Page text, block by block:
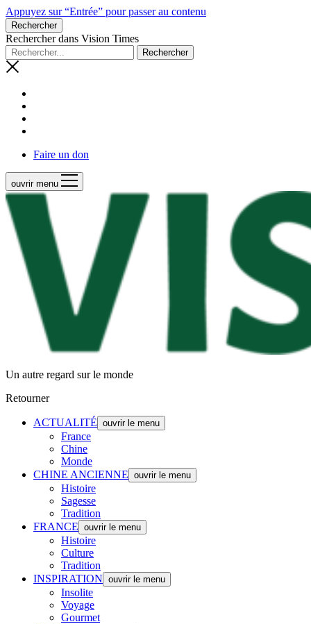
Appuyez sur “Entrée” pour passer au contenu
Rechercher
Rechercher dans Vision Times
Faire un don
ouvrir menu
Un autre regard sur le monde
Retourner
ACTUALITÉ ouvrir le menu
France
Chine
Monde
CHINE ANCIENNE ouvrir le menu
Histoire
Sagesse
Tradition
FRANCE ouvrir le menu
Histoire
Culture
Tradition
INSPIRATION ouvrir le menu
Insolite
Voyage
Gourmet